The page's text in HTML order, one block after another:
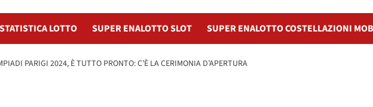
LOTTO SUPER ENALOTTO SLOT SUPER ENALOTTO COSTELLAZIONI
PARIGI 2024, È TUTTO PRONTO: C’È LA CERIMONIA D’APERTURA